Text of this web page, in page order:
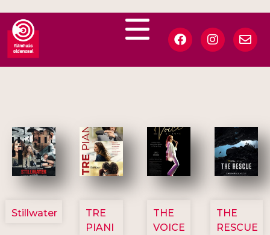
3123
Stillwater
3129
TRE
PIANI
3135
THE
VOICE
3148
THE
RESCUE